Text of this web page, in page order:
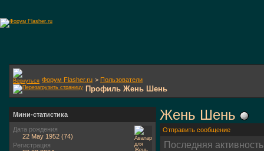
Форум Flasher.ru > Пользователи
Профиль Жень Шень
Жень Шень
Отправить сообщение
Последняя
Мини-статистика
Дата рождения
22 May 1952 (74)
Регистрация